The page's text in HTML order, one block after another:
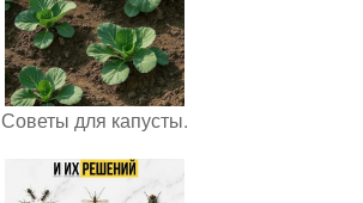
Советы для капусты.